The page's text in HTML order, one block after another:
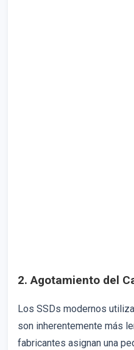
2. Agotamiento del
Los SSDs modernos
son inherentemente más
fabricantes asignan una